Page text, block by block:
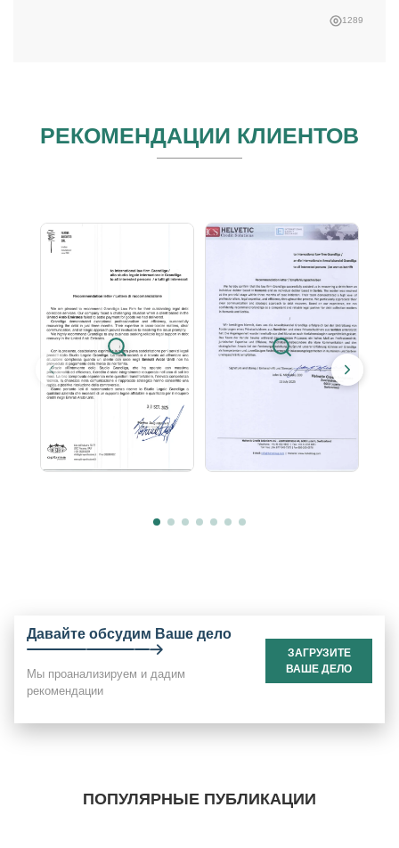
ПОПУЛЯРНЫЕ ПУБЛИКАЦИИ
1289
РЕКОМЕНДАЦИИ КЛИЕНТОВ
Давайте обсудим Ваше дело
Мы проанализируем и дадим
рекомендации
ЗАГРУЗИТЕ
ВАШЕ ДЕЛО